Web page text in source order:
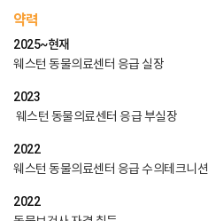
약력
2025~현재
웨스턴 동물의료센터 응급 실장
2023
웨스턴 동물의료센터 응급 부실장
2022
웨스턴 동물의료센터 응급 수의테크니션
2022